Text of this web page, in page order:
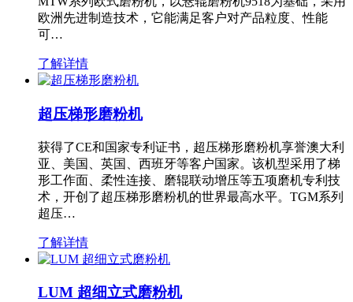
欧洲先进制造技术，它能满足客户对产品粒度、性能
可…
了解详情
超压梯形磨粉机
获得了CE和国家专利证书，超压梯形磨粉机享誉澳大利
亚、美国、英国、西班牙等客户国家。该机型采用了梯
形工作面、柔性连接、磨辊联动增压等五项磨机专利技
术，开创了超压梯形磨粉机的世界最高水平。TGM系列
超压…
了解详情
LUM 超细立式磨粉机